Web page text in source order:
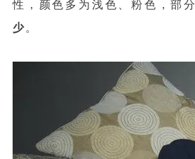
性，颜色多为浅色、粉色，部分
少。